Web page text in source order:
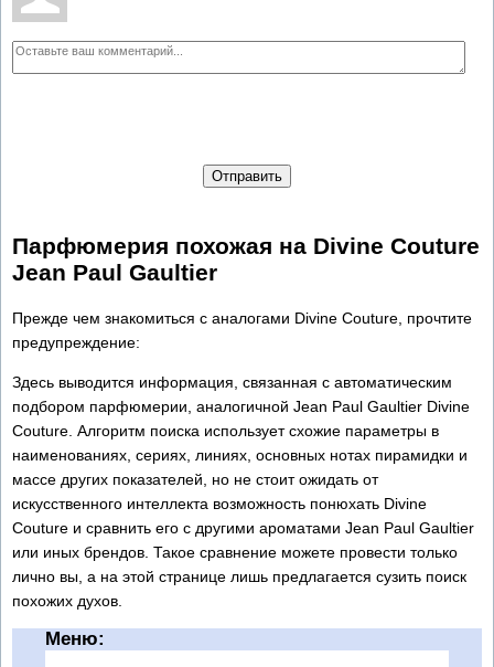
Отправить
Парфюмерия похожая на Divine Couture
Jean Paul Gaultier
Прежде чем знакомиться с аналогами Divine Couture, прочтите
предупреждение:
Здесь выводится информация, связанная с автоматическим
подбором парфюмерии, аналогичной Jean Paul Gaultier Divine
Couture. Алгоритм поиска использует схожие параметры в
наименованиях, сериях, линиях, основных нотах пирамидки и
массе других показателей, но не стоит ожидать от
искусственного интеллекта возможность понюхать Divine
Couture и сравнить его с другими ароматами Jean Paul Gaultier
или иных брендов. Такое сравнение можете провести только
лично вы, а на этой странице лишь предлагается сузить поиск
похожих духов.
Меню: